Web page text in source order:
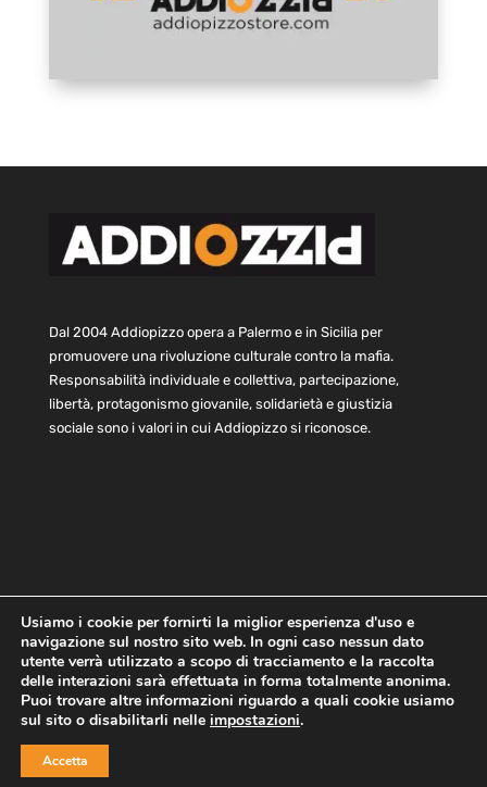
Dal 2004 Addiopizzo opera a Palermo e in Sicilia per
promuovere una rivoluzione culturale contro la mafia.
Responsabilità individuale e collettiva, partecipazione,
libertà, protagonismo giovanile, solidarietà e giustizia
sociale sono i valori in cui Addiopizzo si riconosce.
Home Statuto e bilancio
Contatti
Privacy
Cookie Child Protection Policy
Copyright © 2021 AddioPizzo | Tutti i diritti riservati | Sede
Usiamo i cookie per fornirti la miglior esperienza d'uso e
navigazione sul nostro sito web. In ogni caso nessun dato
utente verrà utilizzato a scopo di tracciamento e la raccolta
delle interazioni sarà effettuata in forma totalmente anonima.
Puoi trovare altre informazioni riguardo a quali cookie usiamo
sul sito o disabilitarli nelle impostazioni.
Accetta